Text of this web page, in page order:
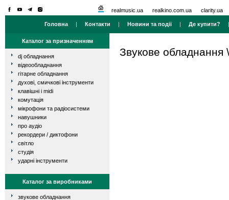
realmusic.ua realkino.com.ua clarity.ua
Головна | Контакти | Новини та події| Де купити?
Каталог за призначенням
dj обладнання
відеообладнання
гітарне обладнання
духові, смичкові інструменти
клавішні і midi
комутація
мікрофони та радіосистеми
навушники
про аудіо
рекордери / диктофони
світло
студія
ударні інструменти
Каталог за виробниками
звукове обладнання
Звукове обладнання